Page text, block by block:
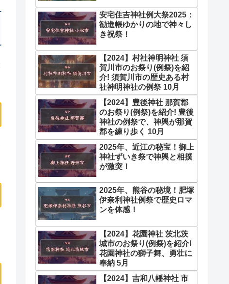
安宅住吉神社例大祭2025：
勧進帳ゆかりの地で神々し
き祝祭！
【2024】村社神明神社 須
賀川市のお祭り(例祭)を紹
介! 須賀川市の歴史ある村
社神明神社の例祭 10月
【2024】豊後神社 那賀郡
のお祭り(例祭)を紹介! 豊後
神社の例祭で、神輿が那賀
郡を練り歩く 10月
2025年、近江の秘宝！御上
神社ずいき祭で神輿と相撲
が激突！
2025年、熊谷の秘境！肥塚
伊奈利神社例祭で歴史ロマ
ンを体感！
【2024】花園神社 茨北茨
城市のお祭り(例祭)を紹介!
花園神社の獅子舞、勇壮に
奉納 5月
【2024】吉和八幡神社 市